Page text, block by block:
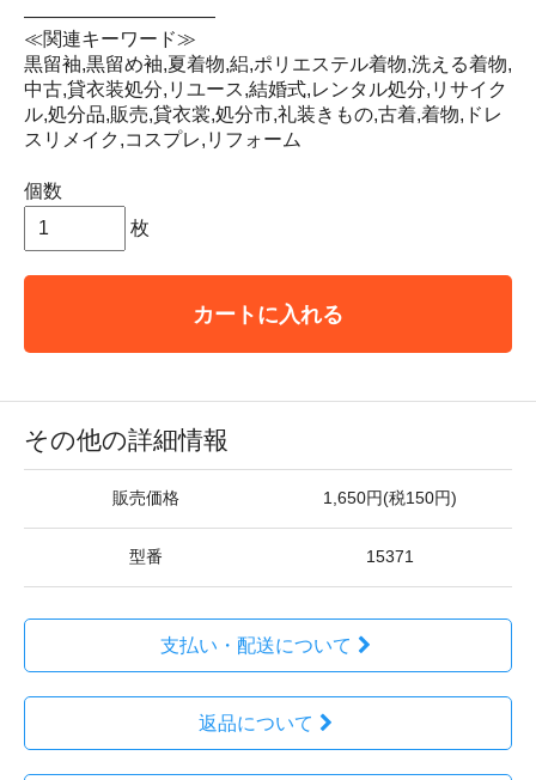
――――――――――
≪関連キーワード≫
黒留袖,黒留め袖,夏着物,絽,ポリエステル着物,洗える着物,
中古,貸衣装処分,リユース,結婚式,レンタル処分,リサイク
ル,処分品,販売,貸衣裳,処分市,礼装きもの,古着,着物,ドレ
スリメイク,コスプレ,リフォーム
個数
枚
カートに入れる
その他の詳細情報
販売価格 1,650円(税150円)
型番 15371
支払い・配送について
返品について